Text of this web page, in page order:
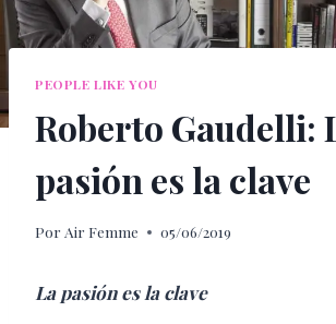
PEOPLE LIKE YOU
Roberto Gaudelli:
pasión es la clave
Por Air Femme 05/06/2019
La pasión es la clave